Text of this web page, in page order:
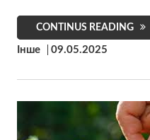
CONTINUS READING
Інше 09.05.2025